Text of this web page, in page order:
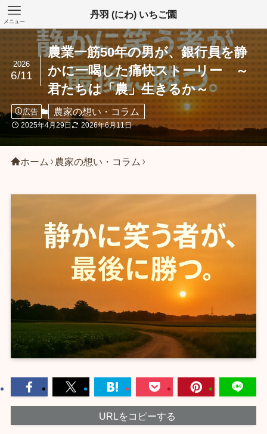
丹羽 (にわ) いちご園
メニュー
農業一筋50年の男が、銀行員を静
かに一喝した痛快ストーリー ～
君たちは「農」生きるか～
2026
6/11
広告 農家の想い・コラム
2025年4月29日 2026年6月11日
ホーム 農家の想い・コラム
URLをコピーする